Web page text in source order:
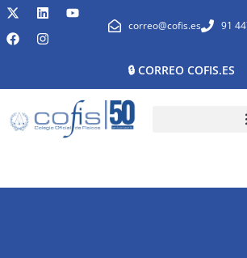
correo@cofis.es 91
🔒 CORREO COFIS.ES